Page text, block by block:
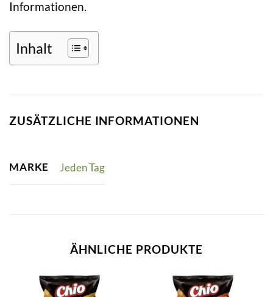
Informationen.
Inhalt
ZUSÄTZLICHE INFORMATIONEN
MARKE Jeden Tag
ÄHNLICHE PRODUKTE